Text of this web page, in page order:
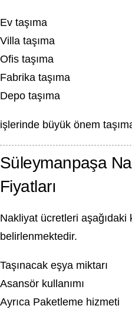
Ev taşıma
Villa taşıma
Ofis taşıma
Fabrika taşıma
Depo taşıma
işlerinde büyük önem
Süleymanpaşa
Fiyatları
Nakliyat ücretleri aşağıdaki
belirlenmektedir.
Taşınacak eşya miktarı
Asansör kullanımı
Ayrıca Paketleme hizmeti